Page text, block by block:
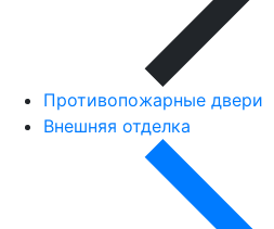
Противопожарные двери
Внешняя отделка